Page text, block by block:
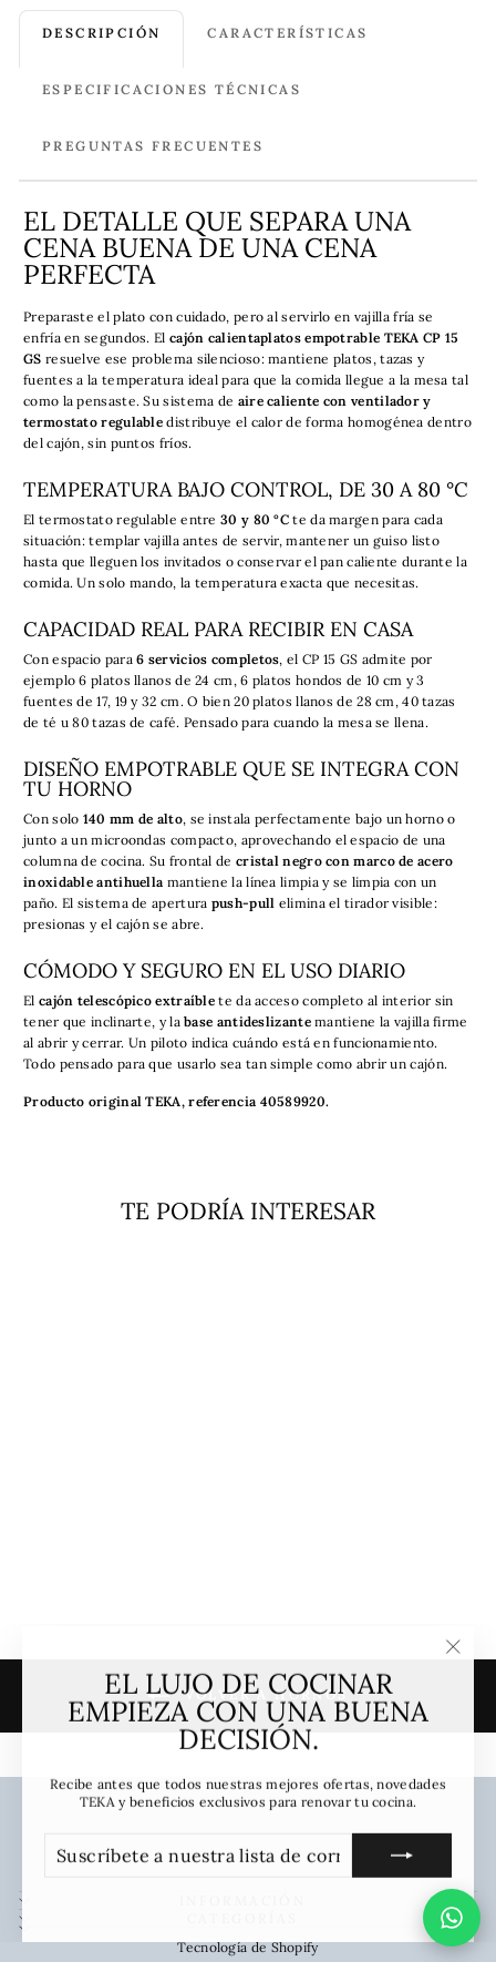
EL LUJO DE COCINAR
EMPIEZA CON UNA BUENA
DECISIÓN.
Recibe antes que todos nuestras mejores ofertas, novedades
TEKA y beneficios exclusivos para renovar tu cocina.
SUSCRÍBETE
NUESTRA
SUSCRIBIR
DESCRIPCIÓN CARACTERÍSTICAS
ESPECIFICACIONES TÉCNICAS
PREGUNTAS FRECUENTES
EL DETALLE QUE SEPARA UNA
CENA BUENA DE UNA CENA
PERFECTA
Preparaste el plato con cuidado, pero al servirlo en vajilla fría se
enfría en segundos. El cajón calientaplatos empotrable TEKA CP 15
GS resuelve ese problema silencioso: mantiene platos, tazas y
fuentes a la temperatura ideal para que la comida llegue a la mesa tal
como la pensaste. Su sistema de aire caliente con ventilador y
termostato regulable distribuye el calor de forma homogénea dentro
del cajón, sin puntos fríos.
TEMPERATURA BAJO CONTROL, DE 30 A 80 °C
El termostato regulable entre 30 y 80 °C te da margen para cada
situación: templar vajilla antes de servir, mantener un guiso listo
hasta que lleguen los invitados o conservar el pan caliente durante la
comida. Un solo mando, la temperatura exacta que necesitas.
CAPACIDAD REAL PARA RECIBIR EN CASA
Con espacio para6 servicios completos, el CP 15 GS admite por
ejemplo 6 platos llanos de 24 cm, 6 platos hondos de 10 cm y 3
fuentes de 17, 19 y 32 cm. O bien 20 platos llanos de 28 cm, 40 tazas
de té u 80 tazas de café. Pensado para cuando la mesa se llena.
DISEÑO EMPOTRABLE QUE SE INTEGRA CON
TU HORNO
Con solo 140 mm de alto, se instala perfectamente bajo un horno o
junto a un microondas compacto, aprovechando el espacio de una
columna de cocina. Su frontal de cristal negro con marco de acero
inoxidable antihuella mantiene la línea limpia y se limpia con un
paño. El sistema de apertura push-pull elimina el tirador visible:
presionas y el cajón se abre.
CÓMODO Y SEGURO EN EL USO DIARIO
El cajón telescópico extraíble te da acceso completo al interior sin
tener que inclinarte, y labase antideslizantemantiene la vajilla firme
al abrir y cerrar. Un piloto indica cuándo está en funcionamiento.
Todo pensado para que usarlo sea tan simple como abrir un cajón.
Producto original TEKA, referencia 40589920.
TE PODRÍA INTERESAR
VOLVER A HORNOS
Tecnología de Shopify